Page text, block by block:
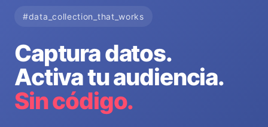
#data_collection_that_works
Captura datos.
Activa tu audiencia.
Sin código.